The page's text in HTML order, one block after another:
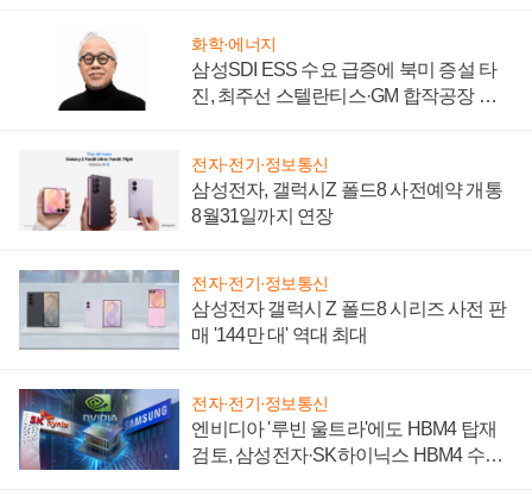
화학·에너지
삼성SDI ESS 수요 급증에 북미 증설 타
진, 최주선 스텔란티스·GM 합작공장 건
전자·전기·정보통신
삼성전자, 갤럭시Z 폴드8 사전예약 개통
8월31일까지 연장
전자·전기·정보통신
삼성전자 갤럭시 Z 폴드8 시리즈 사전 판
매 '144만 대' 역대 최대
전자·전기·정보통신
엔비디아 '루빈 울트라'에도 HBM4 탑재
검토, 삼성전자·SK하이닉스 HBM4 수율